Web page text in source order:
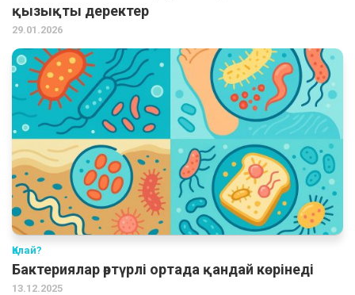
қызықты деректер
29.01.2026
Қалай?
Бактериялар әртүрлі ортада қандай көрінеді
13.12.2025